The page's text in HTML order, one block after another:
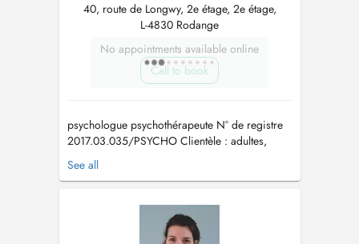
40, route de Longwy, 2e étage, 2e étage,
L-4830 Rodange
No appointments available online
Call to book
psychologue psychothérapeute N° de registre
2017.03.035/PSYCHO Clientèle : adultes,
adolescents, Consultations psychologiques
méthodes thérapeutiques : hypnothérapie, Ego-
oculaires Tél: 691 56 44 29 Pas de nouveaux
See all